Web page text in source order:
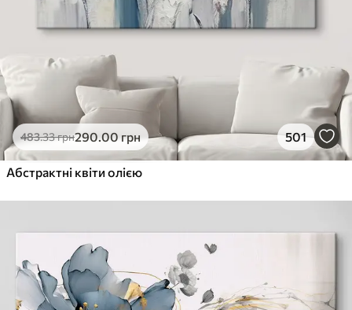
483.33грн290.00грн 501
Абстрактні квіти олією